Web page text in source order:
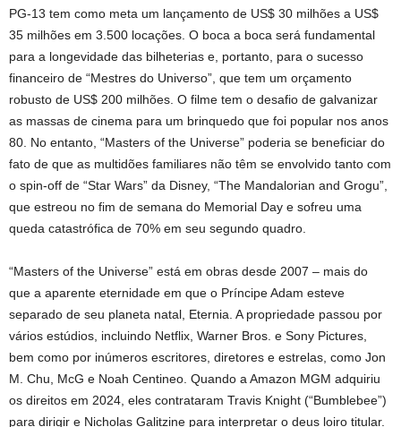
PG-13 tem como meta um lançamento de US$ 30 milhões a US$
35 milhões em 3.500 locações. O boca a boca será fundamental
para a longevidade das bilheterias e, portanto, para o sucesso
financeiro de “Mestres do Universo”, que tem um orçamento
robusto de US$ 200 milhões. O filme tem o desafio de galvanizar
as massas de cinema para um brinquedo que foi popular nos anos
80. No entanto, “Masters of the Universe” poderia se beneficiar do
fato de que as multidões familiares não têm se envolvido tanto com
o spin-off de “Star Wars” da Disney, “The Mandalorian and Grogu”,
que estreou no fim de semana do Memorial Day e sofreu uma
queda catastrófica de 70% em seu segundo quadro.
“Masters of the Universe” está em obras desde 2007 – mais do
que a aparente eternidade em que o Príncipe Adam esteve
separado de seu planeta natal, Eternia. A propriedade passou por
vários estúdios, incluindo Netflix, Warner Bros. e Sony Pictures,
bem como por inúmeros escritores, diretores e estrelas, como Jon
M. Chu, McG e Noah Centineo. Quando a Amazon MGM adquiriu
os direitos em 2024, eles contrataram Travis Knight (“Bumblebee”)
para dirigir e Nicholas Galitzine para interpretar o deus loiro titular.